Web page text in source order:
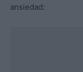
ansiedad: